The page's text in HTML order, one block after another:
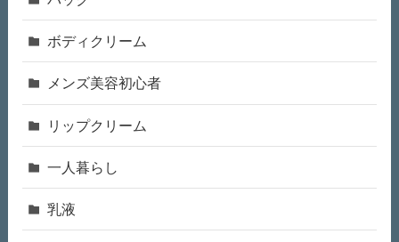
ボディクリーム
メンズ美容初心者
リップクリーム
一人暮らし
乳液